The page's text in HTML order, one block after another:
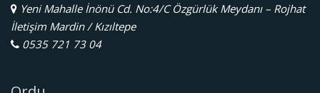
Yeni Mahalle İnönü Cd. No:4/C Özgürlük Meydanı – Rojhat
İletişim Mardin / Kızıltepe
0535 721 73 04